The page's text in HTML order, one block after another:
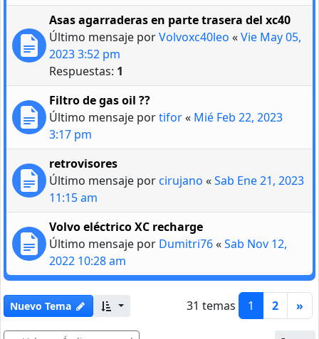
Asas agarraderas en parte trasera del xc40
Último mensaje porVolvoxc40leo «Vie May 05,
2023 3:52 pm
Respuestas: 1
Filtro de gas oil ??
Último mensaje portifor« Mié Feb 22, 2023
3:17 pm
retrovisores
Último mensaje porcirujano «Sab Ene 21, 2023
11:15 am
Volvo eléctrico XC recharge
Último mensaje por Dumitri76«Sab Nov 12,
2022 10:28 am
Nuevo Tema 31 temas 1 2 »